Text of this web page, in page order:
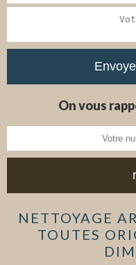
On vous
NETTOYAGE
TOUTES